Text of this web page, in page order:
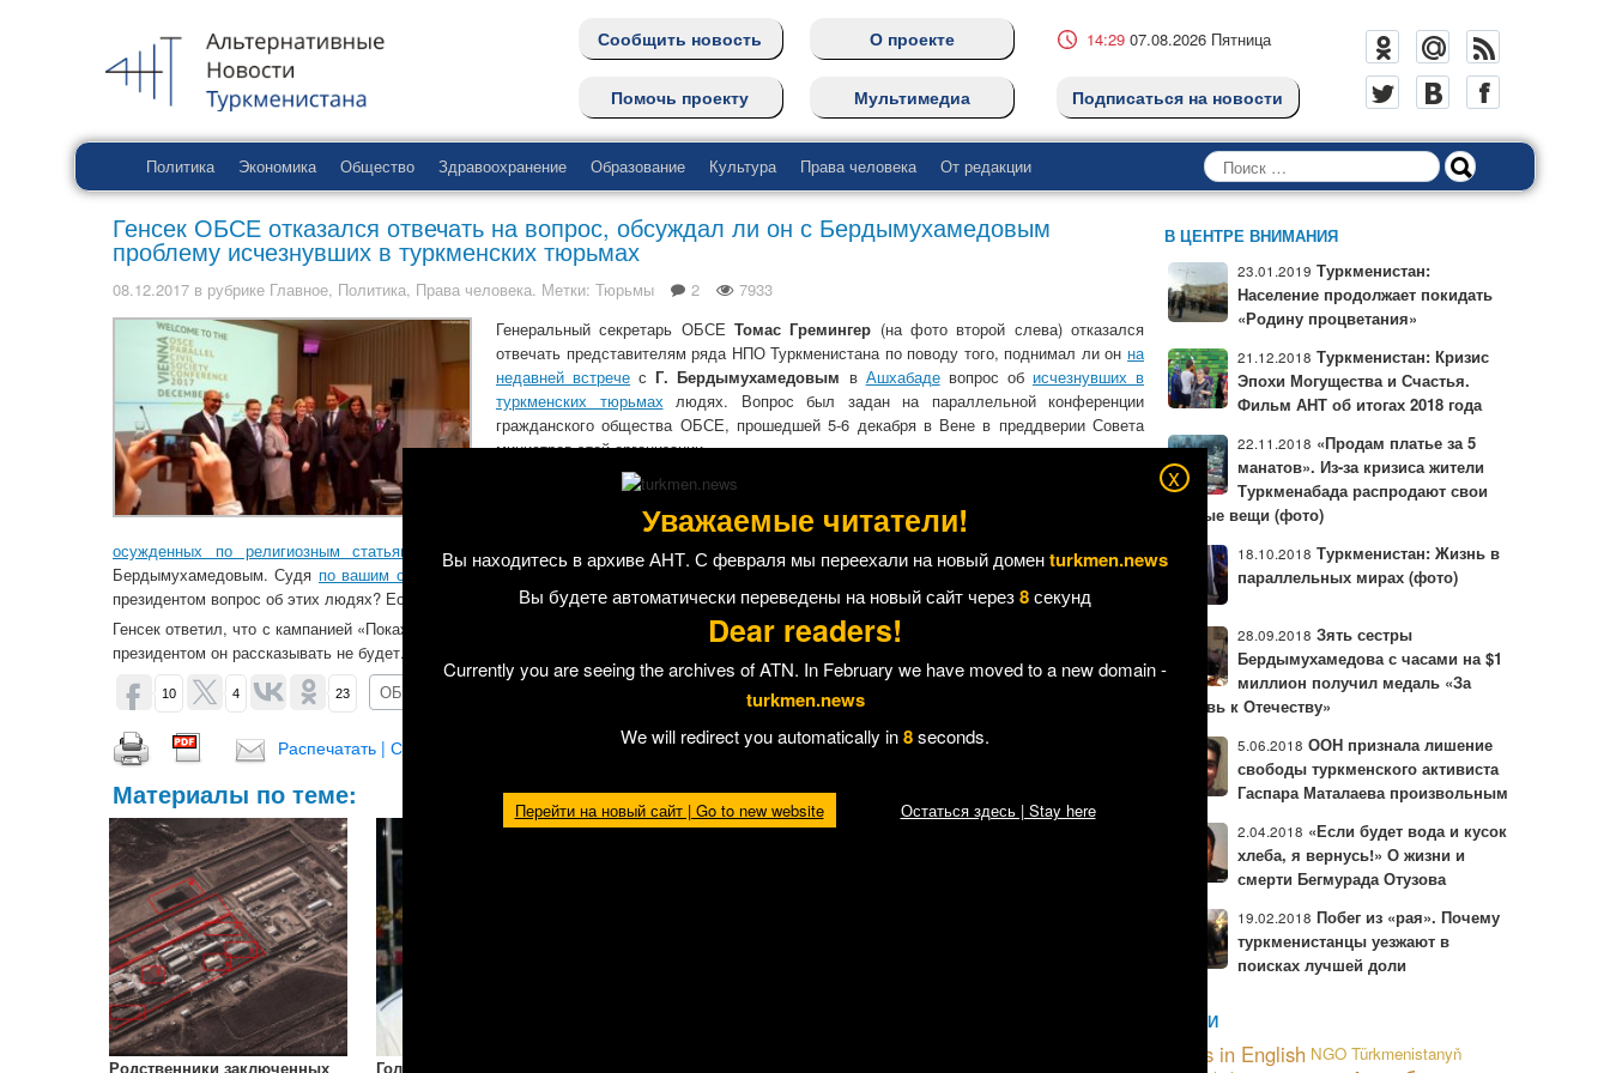
Сообщить новость
Помочь проекту
О проекте
Мультимедиа
14:29 07.08.2026 Пятница
Подписаться на новости
Политика Экономика Общество Здравоохранение Образование Культура Права человека От редакции Поиск
Генсек ОБСЕ отказался отвечать на вопрос, обсуждал ли он с Бердымухамедовым
проблему исчезнувших в туркменских тюрьмах
08.12.2017 в рубрике Главное, Политика, Права человека. Метки: Тюрьмы 2
7933
Генеральный секретарь ОБСЕ Томас Гремингер (на фото второй слева) отказался
отвечать представителям ряда НПО Туркменистана по поводу того, поднимал ли он на
недавней встрече сГ. Бердымухамедовым в Ашхабадевопрос об исчезнувших в
туркменских тюрьмах людях. Вопрос был задан на параллельной конференции
гражданского общества ОБСЕ, прошедшей 5-6 декабря в Вене в преддверии Совета
министров этой организации.
«Господин генеральный секретарь, наверняка Вы в курсе о развернутой
бывших высокопоставленных чиновников,
осужденных по религиозным статьям
. На днях Вы вернулись из Туркменистана, встречались там с президентом Гурбангулы
Бердымухамедовым. Судя по вашим сообщениям в Твиттере, поездкой Вы остались довольны. Скажите, затрагивали ли Вы в беседе с
президентом вопрос об этих людях? Если да, то каков был его ответ, а если нет, то почему не затрагивали?»
Генсек ответил, что с кампанией «Покажите их живыми!» он, безусловно, знаком. Однако о содержании «приватной беседы» с туркменским
президентом он рассказывать не будет.
10 4 23 ОБСУДИТЬ (2)
Распечатать | Сохранить в PDF | Отправить другу
Материалы по теме:
Родственники заключенных
Голодовка заключенного
В ЦЕНТРЕ ВНИМАНИЯ
23.01.2019 Туркменистан:
Население продолжает покидать
«Родину процветания»
21.12.2018 Туркменистан: Кризис
Эпохи Могущества и Счастья.
Фильм АНТ об итогах 2018 года
22.11.2018 «Продам платье за 5
манатов». Из-за кризиса жители
Туркменабада распродают свои
личные вещи (фото)
18.10.2018 Туркменистан: Жизнь в
параллельных мирах (фото)
28.09.2018 Зять сестры
Бердымухамедова с часами на $1
миллион получил медаль «За
любовь к Отечеству»
5.06.2018 ООН признала лишение
свободы туркменского активиста
Гаспара Маталаева произвольным
2.04.2018 «Если будет вода и кусок
хлеба, я вернусь!» О жизни и
смерти Бегмурада Отузова
19.02.2018 Побег из «рая». Почему
туркменистанцы уезжают в
поисках лучшей доли
МЕТКИ
News in English NGO Türkmenistanyň
x
Уважаемые читатели!
Вы находитесь в архиве АНТ. С февраля мы переехали на новый доменturkmen.news
Вы будете автоматически переведены на новый сайт через7секунд
Dear readers!
Currently you are seeing the archives of ATN. In February we have moved to a new domain -
turkmen.news
We will redirect you automatically in7seconds.
Перейти на новый сайт | Go to new website Остаться здесь | Stay here